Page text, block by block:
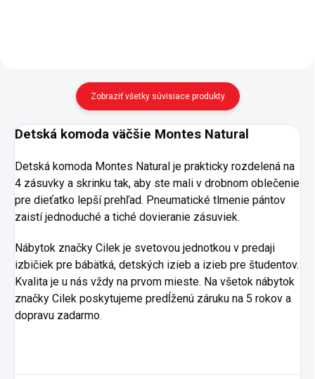
Zobraziť všetky súvisiace produkty
Detská komoda väčšie Montes Natural
Detská komoda Montes Natural je prakticky rozdelená na
4 zásuvky a skrinku tak, aby ste mali v drobnom oblečenie
pre dieťatko lepší prehľad. Pneumatické tlmenie pántov
zaistí jednoduché a tiché dovieranie zásuviek.
Nábytok značky Cilek je svetovou jednotkou v predaji
izbičiek pre bábätká, detských izieb a izieb pre študentov.
Kvalita je u nás vždy na prvom mieste. Na všetok nábytok
značky Cilek poskytujeme predĺženú záruku na 5 rokov a
dopravu zadarmo